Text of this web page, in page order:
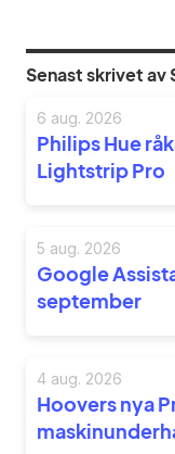
Senast skrivet av
6 aug. 2026
Philips Hue
Lightstrip Pro
5 aug. 2026
Google
september
4 aug. 2026
Hoovers nya